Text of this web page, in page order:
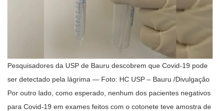
Pesquisadores da USP de Bauru descobrem que Covid-19 pode
ser detectado pela lágrima — Foto: HC USP – Bauru /Divulgação
Por outro lado, como esperado, nenhum dos pacientes negativos
para Covid-19 em exames feitos com o cotonete teve amostra de